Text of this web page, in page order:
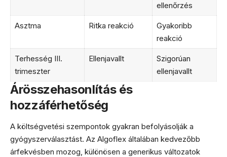
ellenőrzés
Asztma Ritka reakció
Gyakoribb
reakció
Terhesség III.
trimeszter
Ellenjavallt
Szigorúan
ellenjavallt
Árösszehasonlítás és
hozzáférhetőség
A költségvetési szempontok gyakran befolyásolják a
gyógyszerválasztást. Az Algoflex általában kedvezőbb
árfekvésben mozog, különösen a generikus változatok